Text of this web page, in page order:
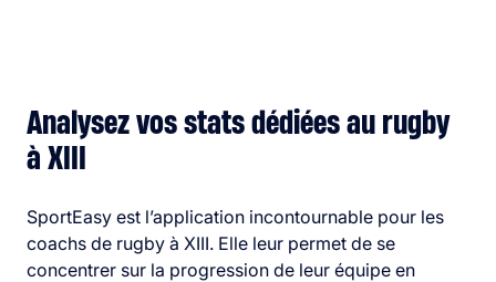
Analysez vos stats dédiées au rugby
à XIII
SportEasy est l’application incontournable pour les
coachs de rugby à XIII. Elle leur permet de se
concentrer sur la progression de leur équipe en